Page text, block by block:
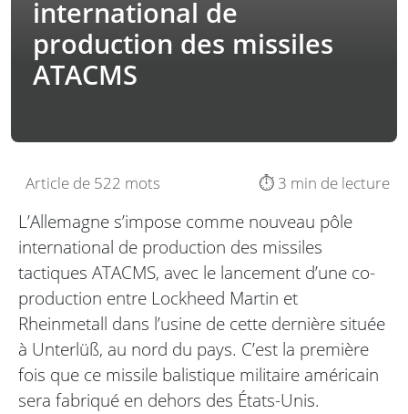
international de
production des missiles
ATACMS
Article de 522 mots ⏱️ 3 min de lecture
L’Allemagne s’impose comme nouveau pôle
international de production des missiles
tactiques ATACMS, avec le lancement d’une co-
production entre Lockheed Martin et
Rheinmetall dans l’usine de cette dernière située
à Unterlüß, au nord du pays. C’est la première
fois que ce missile balistique militaire américain
sera fabriqué en dehors des États-Unis.